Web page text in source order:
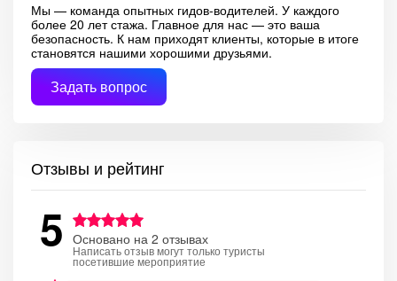
Мы — команда опытных гидов-водителей. У каждого
более 20 лет стажа. Главное для нас — это ваша
безопасность. К нам приходят клиенты, которые в итоге
становятся нашими хорошими друзьями.
Задать вопрос
Отзывы и рейтинг
5 Основано на 2 отзывах
Написать отзыв могут только туристы
посетившие мероприятие